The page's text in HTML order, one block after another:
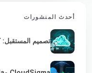
أحدث المنشورات
تصميم المستقبل: